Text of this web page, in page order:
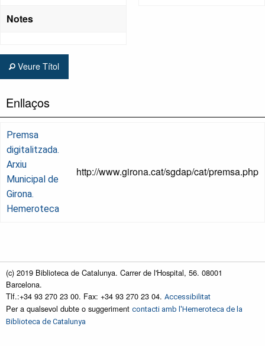
Notes
Veure Títol
Enllaços
Premsa
digitalitzada.
Arxiu
Municipal de
Girona.
Hemeroteca
http://www.girona.cat/sgdap/cat/premsa.php
(c) 2019 Biblioteca de Catalunya. Carrer de l'Hospital, 56. 08001
Barcelona.
Tlf.:+34 93 270 23 00. Fax: +34 93 270 23 04. Accessibilitat
Per a qualsevol dubte o suggeriment contacti amb l'Hemeroteca de la
Biblioteca de Catalunya